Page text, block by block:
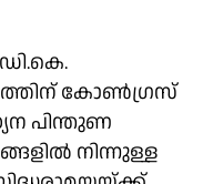
കോണ്‍ഗ്രസ്
പിന്തുണ
നിന്നുള്ള